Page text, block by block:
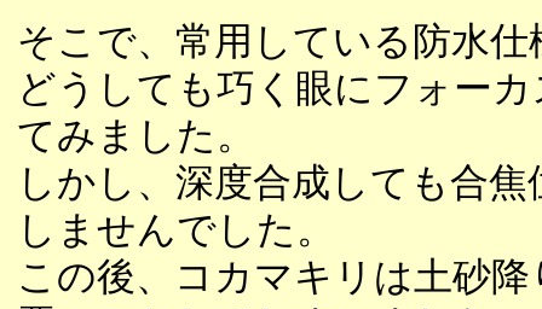
そこで、常用している防水
どうしても巧く眼にフォー
てみました。
しかし、深度合成しても合
しませんでした。
この後、コカマキリは土砂